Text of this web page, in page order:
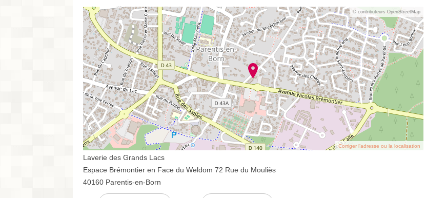
© contributeurs OpenStreetMap
Corriger l’adresse ou la localisation
Laverie des Grands Lacs
Espace Brémontier en Face du Weldom 72 Rue du Mouliès
40160 Parentis-en-Born